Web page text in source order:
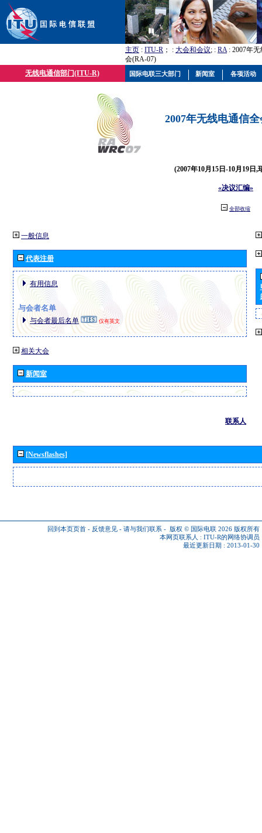
主页 : ITU-R ； : 大会和会议; : RA: 2007年
会(RA-07)
无线电通信部门(ITU-R)
2007年无线电通信
(2007年10月15日-10月19日,
«决议汇编»
全部收缩
一般信息
代表注册
有用信息
与会者名单
与会者最后名单 仅有英文
相关大会
新闻室
联系人
[Newsflashes]
回到本页页首 - 反馈意见 - 请与我们联系 - 版权 © 国际电联 2026 版权所有
本网页联系人 : ITU-R的网络协调员
最近更新日期 : 2013-01-30
国际电联三大部门 新闻室 各项活动